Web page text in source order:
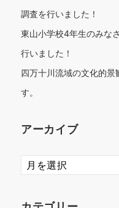
調査を行いました！
東山小学校4年生のみな
行いました！
四万十川流域の文化的景
す。
アーカイブ
ア
ー